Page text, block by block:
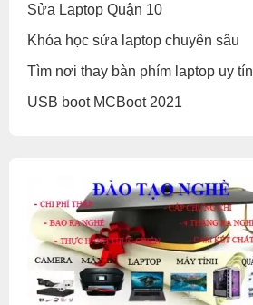
Sửa Laptop Quận 10
Khóa học sửa laptop chuyên sâu
Tìm nơi thay bàn phím laptop uy tín
USB boot MCBoot 2021